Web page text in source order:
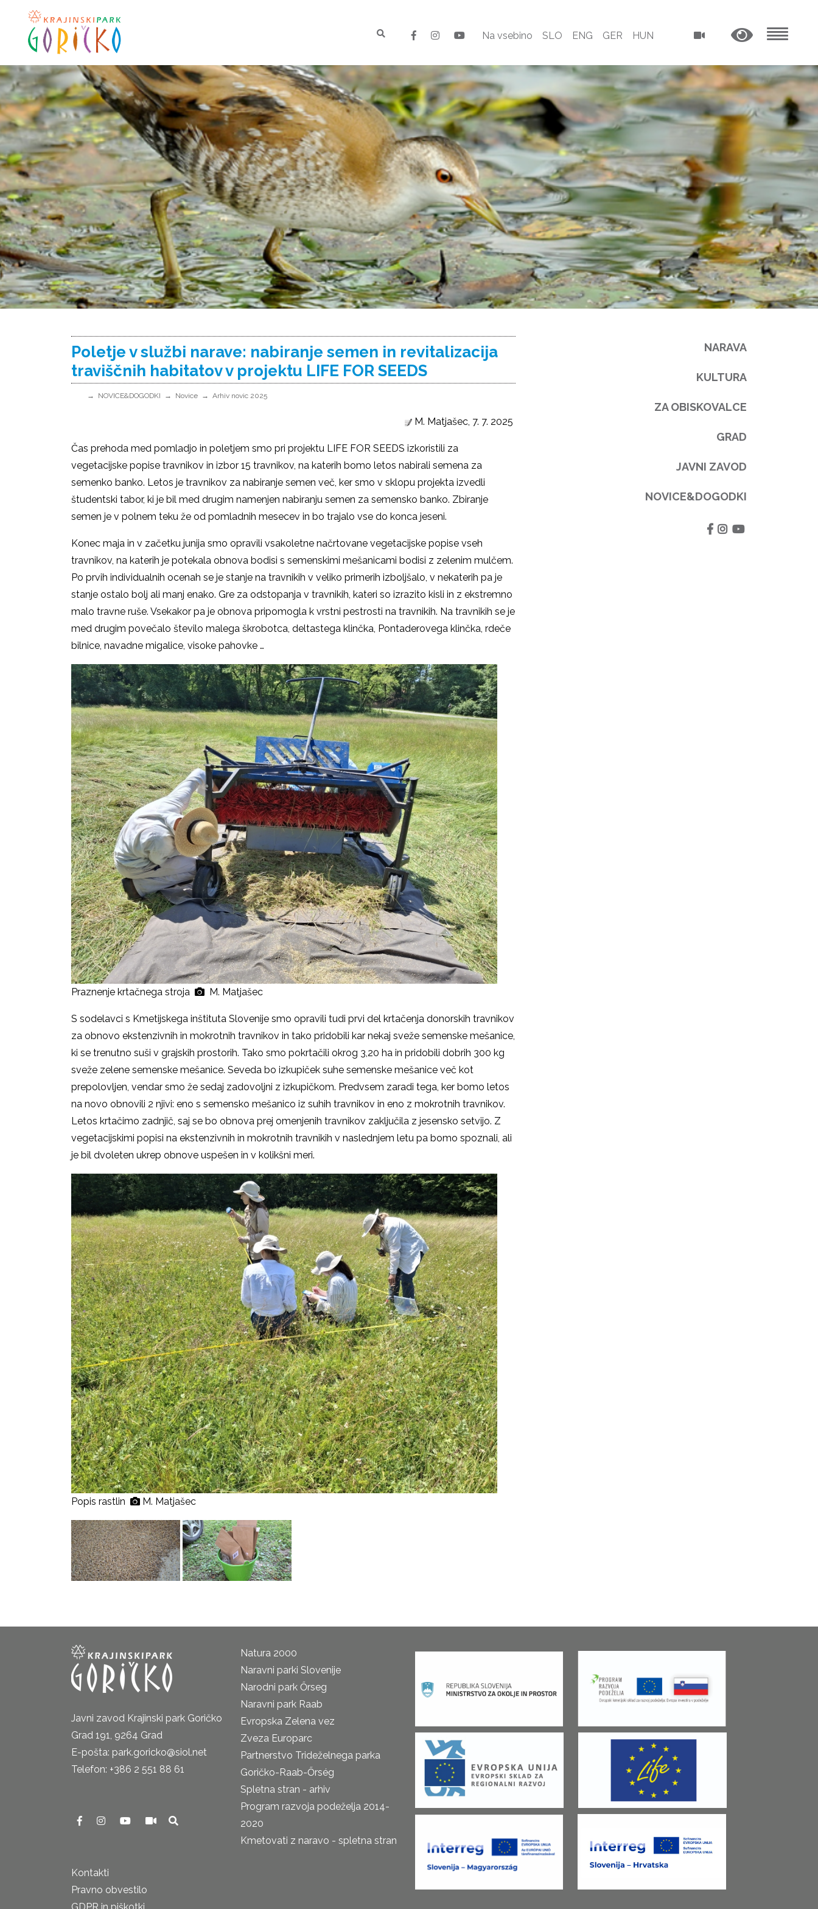
Na vsebino SLO ENG GER HUN
Poletje v službi narave: nabiranje semen in revitalizacija
traviščnih habitatov v projektu LIFE FOR SEEDS
NOVICE&DOGODKI Novice Arhiv novic 2025
M. Matjašec, 7. 7. 2025
Čas prehoda med pomladjo in poletjem smo pri projektu LIFE FOR SEEDS izkoristili za
vegetacijske popise travnikov in izbor 15 travnikov, na katerih bomo letos nabirali semena za
semenko banko. Letos je travnikov za nabiranje semen več, ker smo v sklopu projekta izvedli
študentski tabor, ki je bil med drugim namenjen nabiranju semen za semensko banko. Zbiranje
semen je v polnem teku že od pomladnih mesecev in bo trajalo vse do konca jeseni.
Konec maja in v začetku junija smo opravili vsakoletne načrtovane vegetacijske popise vseh
travnikov, na katerih je potekala obnova bodisi s semenskimi mešanicami bodisi z zelenim mulčem.
Po prvih individualnih ocenah se je stanje na travnikih v veliko primerih izboljšalo, v nekaterih pa je
stanje ostalo bolj ali manj enako. Gre za odstopanja v travnikih, kateri so izrazito kisli in z ekstremno
malo travne ruše. Vsekakor pa je obnova pripomogla k vrstni pestrosti na travnikih. Na travnikih se je
med drugim povečalo število malega škrobotca, deltastega klinčka, Pontaderovega klinčka, rdeče
bilnice, navadne migalice, visoke pahovke …
Praznenje krtačnega stroja M. Matjašec
S sodelavci s Kmetijskega inštituta Slovenije smo opravili tudi prvi del krtačenja donorskih travnikov
za obnovo ekstenzivnih in mokrotnih travnikov in tako pridobili kar nekaj sveže semenske mešanice,
ki se trenutno suši v grajskih prostorih. Tako smo pokrtačili okrog 3,20 ha in pridobili dobrih 300 kg
sveže zelene semenske mešanice. Seveda bo izkupiček suhe semenske mešanice več kot
prepolovljen, vendar smo že sedaj zadovoljni z izkupičkom. Predvsem zaradi tega, ker bomo letos
na novo obnovili 2 njivi: eno s semensko mešanico iz suhih travnikov in eno z mokrotnih travnikov.
Letos krtačimo zadnjič, saj se bo obnova prej omenjenih travnikov zaključila z jesensko setvijo. Z
vegetacijskimi popisi na ekstenzivnih in mokrotnih travnikih v naslednjem letu pa bomo spoznali, ali
je bil dvoleten ukrep obnove uspešen in v kolikšni meri.
Popis rastlin M. Matjašec
NARAVA
KULTURA
ZA OBISKOVALCE
GRAD
JAVNI ZAVOD
NOVICE&DOGODKI
Javni zavod Krajinski park Goričko
Grad 191, 9264 Grad
E-pošta: park.goricko@siol.net
Telefon: +386 2 551 88 61
Kontakti
Pravno obvestilo
Natura 2000
Naravni parki Slovenije
Narodni park Őrseg
Naravni park Raab
Evropska Zelena vez
Zveza Europarc
Partnerstvo Trideželnega parka
Goričko-Raab-Őrség
Spletna stran - arhiv
Program razvoja podeželja 2014-
2020
Kmetovati z naravo - spletna stran